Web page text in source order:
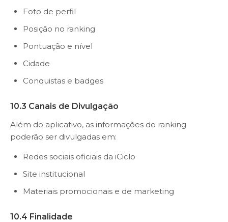
Foto de perfil
Posição no ranking
Pontuação e nível
Cidade
Conquistas e badges
10.3 Canais de Divulgação
Além do aplicativo, as informações do ranking
poderão ser divulgadas em:
Redes sociais oficiais da iCiclo
Site institucional
Materiais promocionais e de marketing
10.4 Finalidade